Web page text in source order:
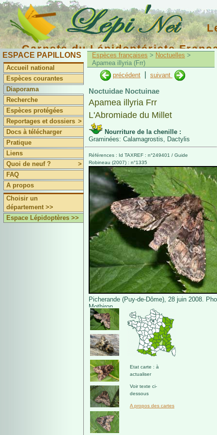
Carnets du Lépidoptériste
ESPACE PAPILLONS
Accueil national
Espèces courantes
Diaporama
Recherche
Espèces protégées
Reportages et dossiers >
Docs à télécharger
Pratique
Liens
Quoi de neuf ?
>
FAQ
A propos
Choisir un
département >>
Espace Lépidoptères >>
Espèces françaises > Noctuelles >
Apamea illyria (Frr)
précédent
suivant
Noctuidae Noctuinae
Apamea illyria Frr
L'Abromiade du Millet
Nourriture de la chenille :
Graminées: Calamagrostis, Dactylis
Références : Id TAXREF : n°249401 / Guide
Robineau (2007) : n°1335
Picherande (Puy-de-Dôme), 28 juin 2008.
Mothiron.
Etat carte : à
actualiser
Voir texte ci-
dessous
A propos des cartes